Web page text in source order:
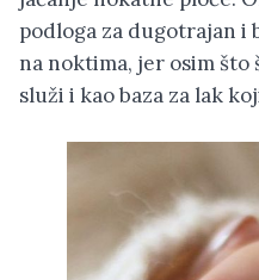
podloga za dugotrajan i
na noktima, jer osim
služi i kao baza za lak